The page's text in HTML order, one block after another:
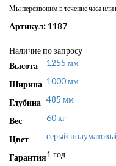
Мы перезвоним в течение часа
Артикул: 1187
Наличие по запросу
Высота
1255 мм
Ширина 1000 мм
Глубина 485 мм
Вес 60 кг
Цвет серый
Гарантия1 год